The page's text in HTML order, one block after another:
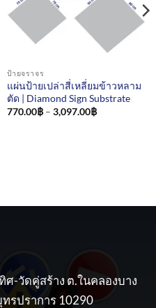
ป้ายจราจร
แผ่นป้ายเปล่าสี่เหลี่ยมข้าวหลาม
ตัด | Diamond Sign Substrate
770.00฿ – 3,097.00฿Price
-วัดคู่สร้าง ต.ในคลองบาง
รปราการ 10290